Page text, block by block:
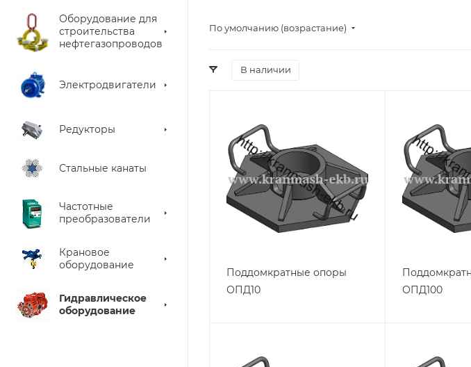
Оборудование для
строительства
нефтегазопроводов
Электродвигатели
Редукторы
Стальные канаты
Частотные
преобразователи
Крановое
оборудование
Гидравлическое
оборудование
По умолчанию (возрастание)
В наличии
Поддомкратные опоры
ОПД10
ОПД100